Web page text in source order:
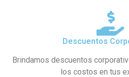
Descuentos
Brindamos descuentos
los costos en tus